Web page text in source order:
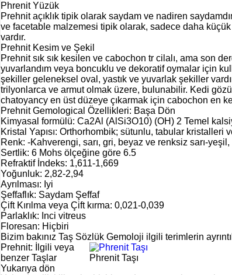
Phrenit Yüzük
Prehnit açıklık tipik olarak saydam ve nadiren
ve facetable malzemesi tipik olarak, sadece daha
vardır.
Prehnit Kesim ve Şekil
Prehnit sık sık kesilen ve cabochon tr cilalı, ama son
yuvarlandım veya boncuklu ve dekoratif oymalar için
şekiller geleneksel oval, yastık ve yuvarlak şekiller
trilyonlarca ve armut olmak üzere, bulunabilir. Kedi
chatoyancy en üst düzeye çıkarmak için cabochon en
Prehnit Gemological Özellikleri: Başa Dön
Kimyasal formülü: Ca2Al (AlSi3O10) (OH) 2 Temel
Kristal Yapısı: Orthorhombik; sütunlu, tabular kristalleri
Renk: -Kahverengi, sarı, gri, beyaz ve renksiz sarı-yeşil,
Sertlik: 6 Mohs ölçeğine göre 6.5
Refraktif İndeks: 1,611-1,669
Yoğunluk: 2,82-2,94
Ayrılması: Iyi
Şeffaflık: Saydam Şeffaf
Çift Kırılma veya Çift kırma: 0,021-0,039
Parlaklık: Inci vitreus
Floresan: Hiçbiri
Bizim bakınız Taş Sözlük Gemoloji ilgili terimlerin
Phrenit Taşı
Prehnit: İlgili veya
benzer Taşlar
Yukarıya dön